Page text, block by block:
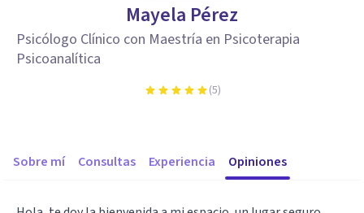
Mayela Pérez
Psicólogo Clínico con Maestría en Psicoterapia
Psicoanalítica
(5)
Sobre mí Consultas Experiencia Opiniones